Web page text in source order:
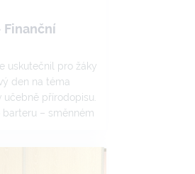
uskutečnil pro žáky
den na téma
přírodopisu.
barteru – směnném